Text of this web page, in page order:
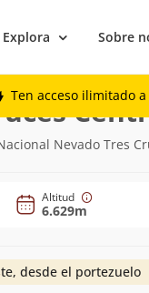
Explora Sobre
Ten acceso ilimitado
Nevado Tres
Altitud
6.629m
desde el portezuelo